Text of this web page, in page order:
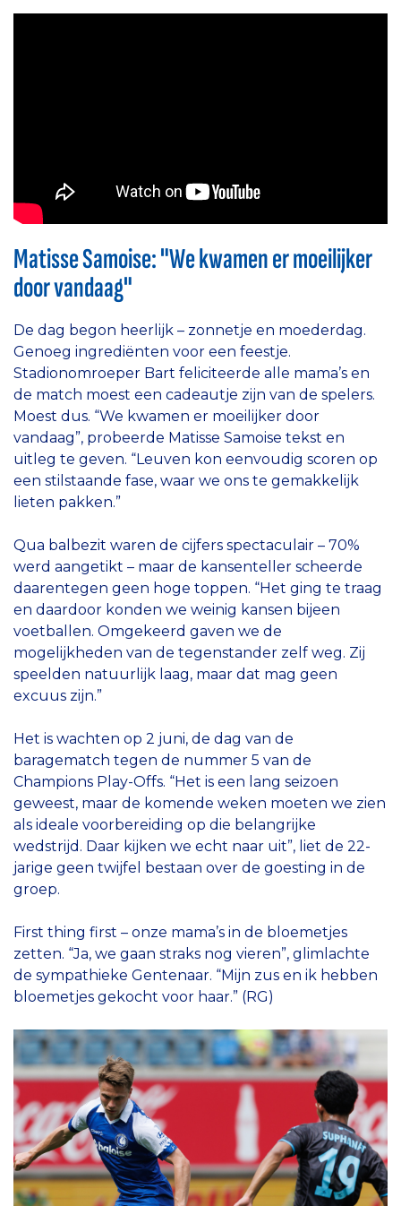
Matisse Samoise: "We kwamen er moeilijker
door vandaag"
De dag begon heerlijk – zonnetje en moederdag.
Genoeg ingrediënten voor een feestje.
Stadionomroeper Bart feliciteerde alle mama’s en
de match moest een cadeautje zijn van de spelers.
Moest dus. “We kwamen er moeilijker door
vandaag”, probeerde Matisse Samoise tekst en
uitleg te geven. “Leuven kon eenvoudig scoren op
een stilstaande fase, waar we ons te gemakkelijk
lieten pakken.”
Qua balbezit waren de cijfers spectaculair – 70%
werd aangetikt – maar de kansenteller scheerde
daarentegen geen hoge toppen. “Het ging te traag
en daardoor konden we weinig kansen bijeen
voetballen. Omgekeerd gaven we de
mogelijkheden van de tegenstander zelf weg. Zij
speelden natuurlijk laag, maar dat mag geen
excuus zijn.”
Het is wachten op 2 juni, de dag van de
baragematch tegen de nummer 5 van de
Champions Play-Offs. “Het is een lang seizoen
geweest, maar de komende weken moeten we zien
als ideale voorbereiding op die belangrijke
wedstrijd. Daar kijken we echt naar uit”, liet de 22-
jarige geen twijfel bestaan over de goesting in de
groep.
First thing first – onze mama’s in de bloemetjes
zetten. “Ja, we gaan straks nog vieren”, glimlachte
de sympathieke Gentenaar. “Mijn zus en ik hebben
bloemetjes gekocht voor haar.” (RG)